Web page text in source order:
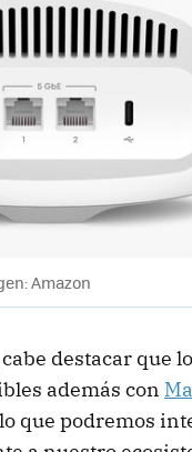
Amazon
destacar que
además con
que podremos